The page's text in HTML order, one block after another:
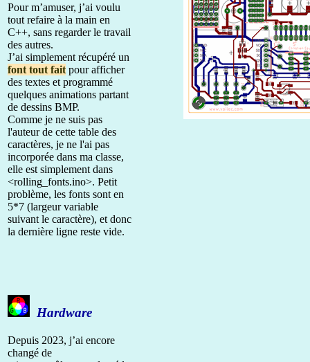
Pour m’amuser, j’ai voulu
tout refaire à la main en
C++, sans regarder le travail
des autres.
J’ai simplement récupéré un
font tout fait pour afficher
des textes et programmé
quelques animations partant
de dessins BMP.
Comme je ne suis pas
l'auteur de cette table des
caractères, je ne l'ai pas
incorporée dans ma classe,
elle est simplement dans
<rolling_fonts.ino>. Petit
problème, les fonts sont en
5*7 (largeur variable
suivant le caractère), et donc
la dernière ligne reste vide.
Hardware
Depuis 2023, j’ai encore
changé de